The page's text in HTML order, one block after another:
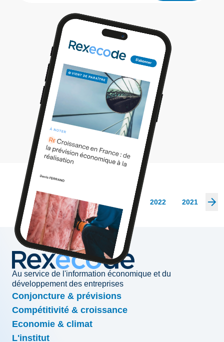
Les archives
2026 2025 2024 2023 2022 2021
Au service de l'information économique et du
développement des entreprises
Conjoncture & prévisions
Compétitivité & croissance
Economie & climat
L'institut